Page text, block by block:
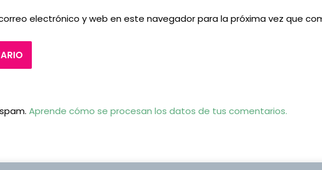
electrónico y web en este navegador para la próxima vez que
Aprende cómo se procesan los datos de tus comentarios.